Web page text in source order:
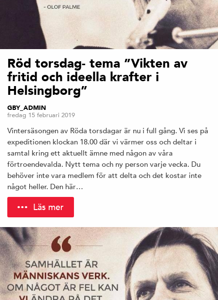
Röd torsdag- tema ”Vikten av
fritid och ideella krafter i
Helsingborg”
GBY_ADMIN
fredag 15 februari 2019
Vintersäsongen av Röda torsdagar är nu i full gång. Vi ses på
expeditionen klockan 18.00 där vi värmer oss och deltar i
samtal kring ett aktuellt ämne med någon av våra
förtroendevalda. Nytt tema och ny person varje vecka. Du
behöver inte vara medlem för att delta och det kostar inte
något heller. Den här…
Läs mer